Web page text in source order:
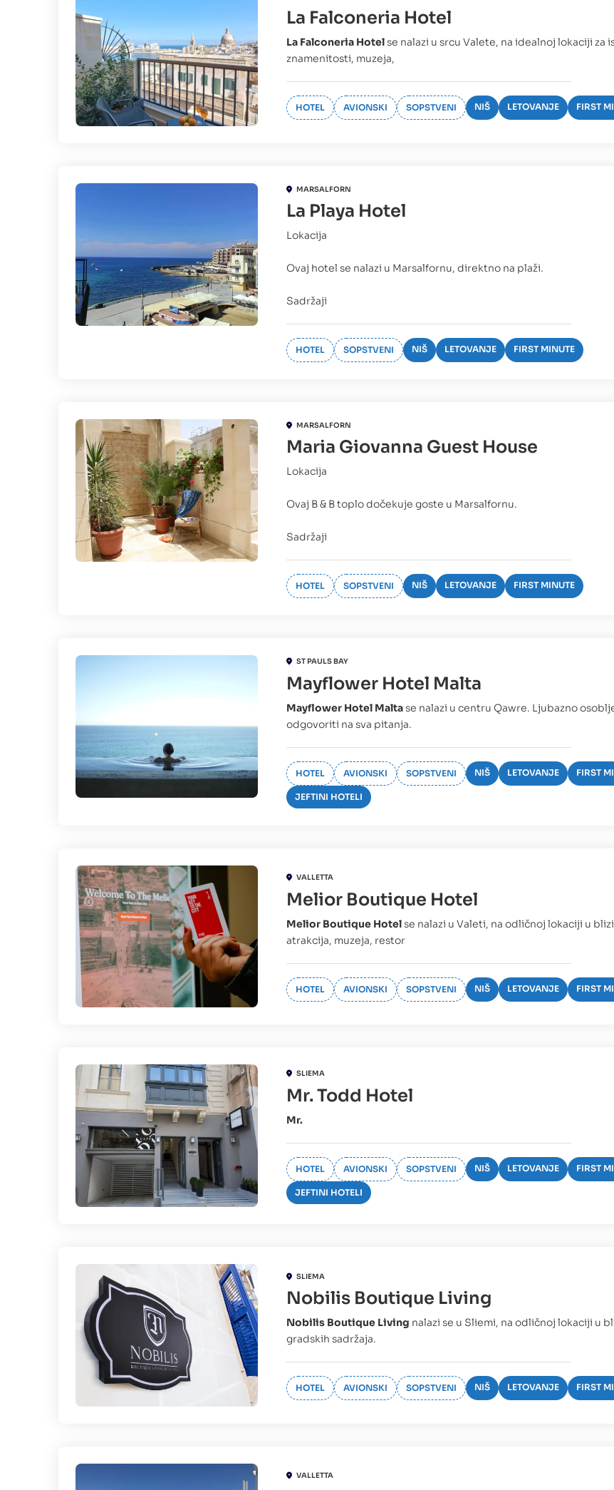
La Falconeria Hotel
La Falconeria Hotelse nalazi u srcu Valete, na idealnoj lokaciji za
znamenitosti, muzeja,
HOTEL AVIONSKI SOPSTVENI NIŠ LETOVANJE FIRST
MARSALFORN
La Playa Hotel
Lokacija
Ovaj hotel se nalazi u Marsalfornu, direktno na plaži.
Sadržaji
HOTEL SOPSTVENI NIŠ LETOVANJE FIRST MINUTE
MARSALFORN
Maria Giovanna Guest House
Lokacija
Ovaj B & B toplo dočekuje goste u Marsalfornu.
Sadržaji
HOTEL SOPSTVENI NIŠ LETOVANJE FIRST MINUTE
ST PAULS BAY
Mayflower Hotel Malta
Mayflower Hotel Maltase nalazi u centru Qawre. Ljubazno
odgovoriti na sva pitanja.
HOTEL AVIONSKI SOPSTVENI NIŠ LETOVANJE FIRST
JEFTINI HOTELI
VALLETTA
Melior Boutique Hotel
Melior Boutique Hotelse nalazi u Valeti, na odličnoj lokaciji u
atrakcija, muzeja, restor
HOTEL AVIONSKI SOPSTVENI NIŠ LETOVANJE FIRST
SLIEMA
Mr. Todd Hotel
Mr.
HOTEL AVIONSKI SOPSTVENI NIŠ LETOVANJE FIRST
JEFTINI HOTELI
SLIEMA
Nobilis Boutique Living
Nobilis Boutique Living nalazi se u Sliemi, na odličnoj lokaciji u
gradskih sadržaja.
HOTEL AVIONSKI SOPSTVENI NIŠ LETOVANJE FIRST
VALLETTA